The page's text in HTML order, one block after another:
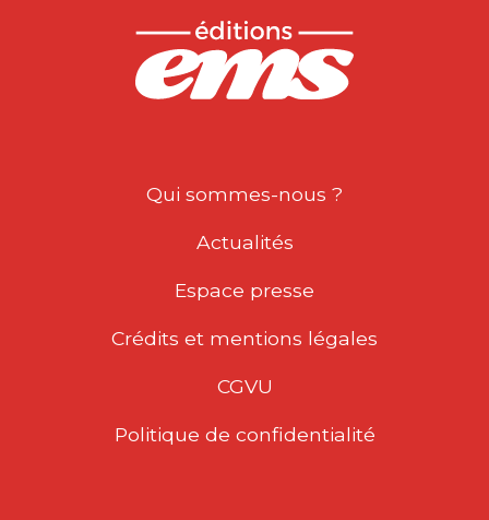
Qui sommes-nous ?
Actualités
Espace presse
Crédits et mentions légales
CGVU
Politique de confidentialité